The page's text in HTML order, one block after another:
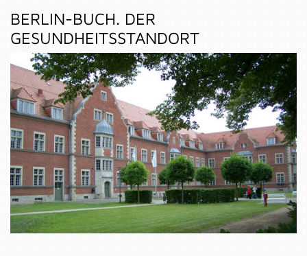
BERLIN-BUCH. DER
GESUNDHEITSSTANDORT